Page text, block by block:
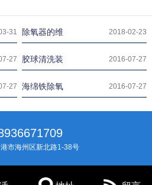
31 除氧器的维 2018-02-23
27 胶球清洗装 2016-07-27
27 海绵铁除氧 2016-07-27
市海州区新北路1-38号